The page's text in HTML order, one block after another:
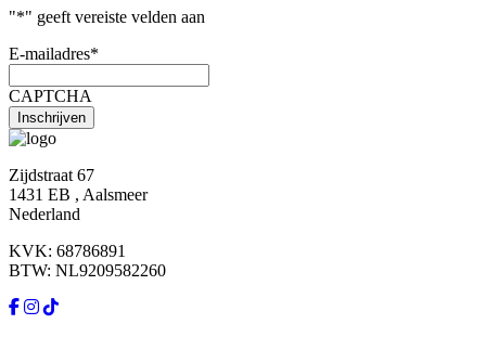
"*" geeft vereiste velden aan
E-mailadres*
CAPTCHA
Zijdstraat 67
1431 EB , Aalsmeer
Nederland
KVK: 68786891
BTW: NL9209582260